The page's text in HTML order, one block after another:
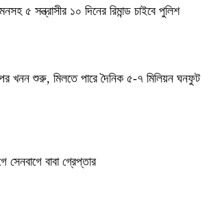
৫ সন্ত্রাসীর ১০ দিনের রিমান্ড চাইবে পুলিশ
খনন শুরু, মিলতে পারে দৈনিক ৫-৭ মিলিয়ন ঘনফুট
সেনবাগে বাবা গ্রেপ্তার